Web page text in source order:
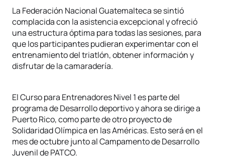
La Federación Nacional Guatemalteca se sintió
complacida con la asistencia excepcional y ofreció
una estructura óptima para todas las sesiones, para
que los participantes pudieran experimentar con el
entrenamiento del triatlón, obtener información y
disfrutar de la camaradería.
El Curso para Entrenadores Nivel 1 es parte del
programa de Desarrollo deportivo y ahora se dirige a
Puerto Rico, como parte de otro proyecto de
Solidaridad Olímpica en las Américas. Esto será en el
mes de octubre junto al Campamento de Desarrollo
Juvenil de PATCO.